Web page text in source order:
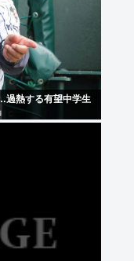
過熱する有望中学生